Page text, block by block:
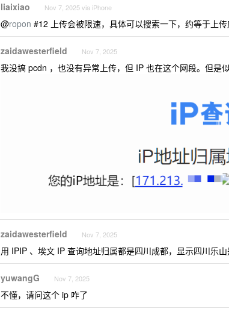
liaixiao Nov 7, 2025 via iPhone
@ropon #12 上传会被限速，具体可以搜索一下，约等于上传
zaidawesterfield Nov 7, 2025
我没搞 pcdn ，也没有异常上传，但 IP 也在这个网段。但是
zaidawesterfield Nov 7, 2025
用 IPIP 、埃文 IP 查询地址归属都是四川成都，显示四川乐
yuwangG Nov 7, 2025
不懂，请问这个 ip 咋了